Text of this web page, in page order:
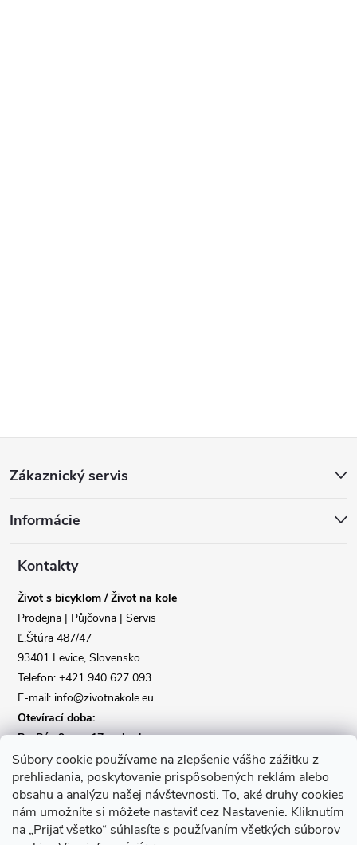
Súbory cookie používame na zlepšenie vášho zážitku z
prehliadania, poskytovanie prispôsobených reklám alebo
obsahu a analýzu našej návštevnosti. To, aké druhy cookies
nám umožníte si môžete nastaviť cez Nastavenie. Kliknutím
na „Prijať všetko“ súhlasíte s používaním všetkých súborov
p
Zákaznický servis
Informácie
Kontakty
Život s bicyklom / Život na kole
Prodejna | Půjčovna | Servis
Ľ.Štúra 487/47
93401 Levice, Slovensko
Telefon: +421 940 627 093
E-mail: info@zivotnakole.eu
Otevírací doba:
Po-Pá : 9,oo - 17,oo hod
So : 9,oo - 12,oo | Ne : Zavřeno
Kontaktní formulář